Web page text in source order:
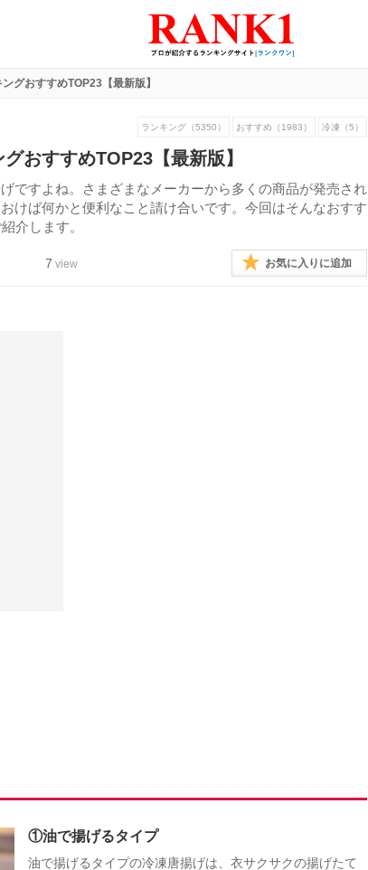
グおすすめTOP23【最新版】
ランキング（5350） おすすめ（1983） 冷凍（5）
おすすめTOP23【最新版】
ですよね。さまざまなメーカーから多くの商品が発売され
けば何かと便利なこと請け合いです。今回はそんなおすす
介します。
7 view お気に入りに追加
①油で揚げるタイプ
油で揚げるタイプの冷凍唐揚げは、衣サクサクの揚げたて